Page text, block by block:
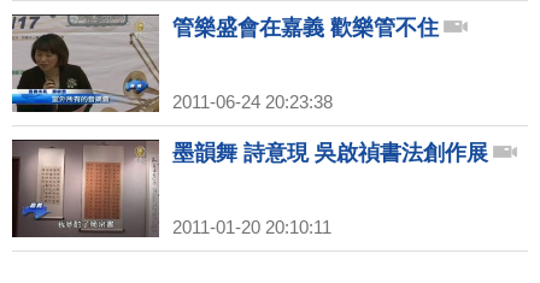
管樂盛會在嘉義 歡樂管不住
2011-06-24 20:23:38
墨韻舞 詩意現 吳啟禎書法創作展
2011-01-20 20:10:11